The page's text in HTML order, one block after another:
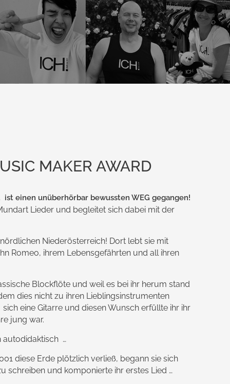
MAKER AWARD
einen unüberhörbar bewussten WEG gegangen!
Lieder und begleitet sich dabei mit der
Niederösterreich! Dort lebt sie mit
Romeo, ihrem Lebensgefährten und all ihren
Blockflöte und weil es bei ihr herum stand
dies nicht zu ihren Lieblingsinstrumenten
eine Gitarre und diesen Wunsch erfüllte ihr ihr
jung war.
autodidaktisch …
diese Erde plötzlich verließ, begann sie sich
schreiben und komponierte ihr erstes Lied …